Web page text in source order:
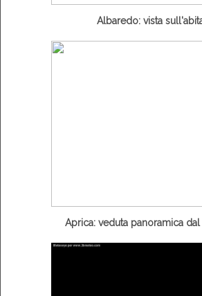
Albaredo: vista
Aprica: veduta panoramica